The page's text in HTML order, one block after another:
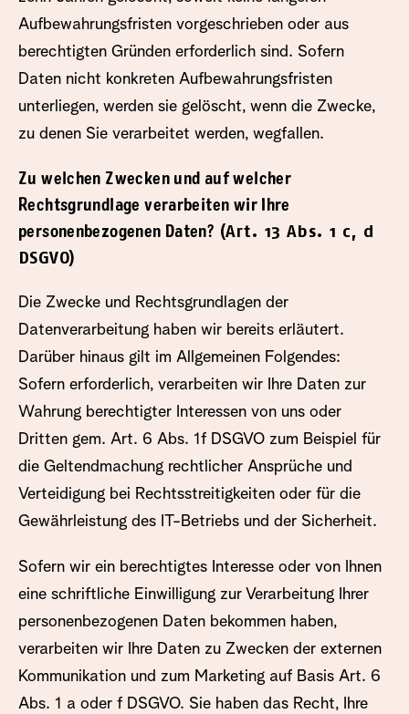
Aufbewahrungsfristen vorgeschrieben oder aus
berechtigten Gründen erforderlich sind. Sofern
Daten nicht konkreten Aufbewahrungsfristen
unterliegen, werden sie gelöscht, wenn die Zwecke,
zu denen Sie verarbeitet werden, wegfallen.
Zu welchen Zwecken und auf welcher
Rechtsgrundlage verarbeiten wir Ihre
personenbezogenen Daten? (Art. 13 Abs. 1 c, d
DSGVO)
Die Zwecke und Rechtsgrundlagen der
Datenverarbeitung haben wir bereits erläutert.
Darüber hinaus gilt im Allgemeinen Folgendes:
Sofern erforderlich, verarbeiten wir Ihre Daten zur
Wahrung berechtigter Interessen von uns oder
Dritten gem. Art. 6 Abs. 1f DSGVO zum Beispiel für
die Geltendmachung rechtlicher Ansprüche und
Verteidigung bei Rechtsstreitigkeiten oder für die
Gewährleistung des IT-Betriebs und der Sicherheit.
Sofern wir ein berechtigtes Interesse oder von Ihnen
eine schriftliche Einwilligung zur Verarbeitung Ihrer
personenbezogenen Daten bekommen haben,
verarbeiten wir Ihre Daten zu Zwecken der externen
Kommunikation und zum Marketing auf Basis Art. 6
Abs. 1 a oder f DSGVO. Sie haben das Recht, Ihre